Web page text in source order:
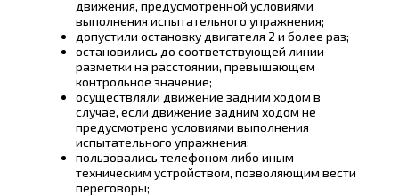
движения, предусмотренной условиями
выполнения испытательного упражнения;
допустили остановку двигателя 2 и более раз;
остановились до соответствующей линии
разметки на расстоянии, превышающем
контрольное значение;
осуществляли движение задним ходом в
случае, если движение задним ходом не
предусмотрено условиями выполнения
испытательного упражнения;
пользовались телефоном либо иным
техническим устройством, позволяющим вести
переговоры;